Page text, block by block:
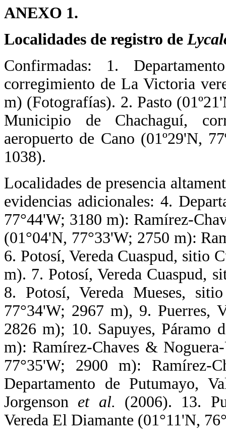
ANEXO 1.
Localidades de registro de
Confirmadas: 1.
corregimiento de La Victoria
m) (Fotografías). 2. Pasto
Municipio de Chachaguí,
aeropuerto de Cano (01º29'N,
1038).
Localidades de presencia
evidencias adicionales: 4.
77°44'W; 3180 m): Ramírez-
(01°04'N, 77°33'W; 2750 m):
6. Potosí, Vereda Cuaspud, sitio
m). 7. Potosí, Vereda Cuaspud,
8. Potosí, Vereda Mueses,
77°34'W; 2967 m), 9. Puerres,
2826 m); 10. Sapuyes, Páramo
m): Ramírez-Chaves &
77°35'W; 2900 m): Ramírez-
Departamento de Putumayo,
Jorgenson et al. (2006). 13.
Vereda El Diamante (01°11'N,